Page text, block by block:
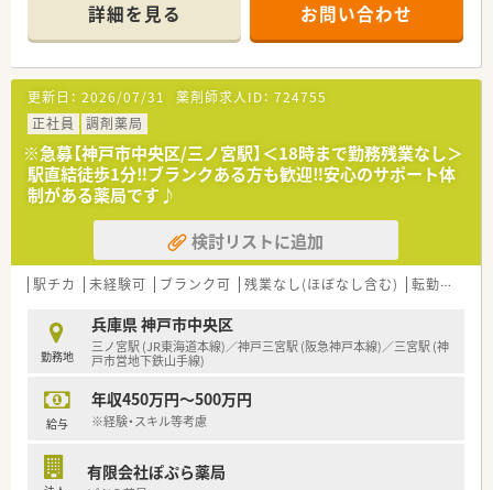
【店舗情報と応需状況について】
■神戸市中央区に位置し、春日野道駅からバスで10分ほどの距
離にある地域密着型の落ち着いた雰囲気の調剤薬局です。
■内科や循環器科、整形外科などの処方箋を1日20枚前後応需し
ており、幅広い知識を身につけることができる環境です。
■1000品目以上の医薬品を取り扱っており、透析の対応や施設
在宅の対応も行っているため専門性を高められます。
【法人特徴について】
■兵庫県を中心とした関西圏において、地域に根ざした調剤薬局
を30店舗以上展開している安定した経営基盤が魅力です。
■近隣地域に集中して店舗展開を行っているため、他店舗との情
報共有や応援体制がしっかりと構築されており安心です。
■かかりつけ薬剤師としての役割を重視し、地域の患者様の多様
【求人情報について】
■正社員としての雇用となり、これまでのご経験やスキルをしっ
■年収は480万円から600万円までの間で提示される予定となっ
ており、モチベーションを高く保って働ける環境です。
詳細を見る お問い合わせ
更新日： 2026/07/31 薬剤師求人ID： 724755
正社員
調剤薬局
※急募【神戸市中央区/三ノ宮駅】＜18時まで勤務残業なし＞
駅直結徒歩1分‼ブランクある方も歓迎‼安心のサポート体
制がある薬局です♪
検討リストに追加
駅チカ 未経験可 ブランク可 残業なし(ほぼなし含む) 転勤なし
勤務地
兵庫県 神戸市中央区
三ノ宮駅 (JR東海道本線)／神戸三宮駅 (阪急神戸本線)／三宮駅 (神
戸市営地下鉄山手線)
給与
年収450万円～500万円
※経験・スキル等考慮
有限会社ぽぷら薬局